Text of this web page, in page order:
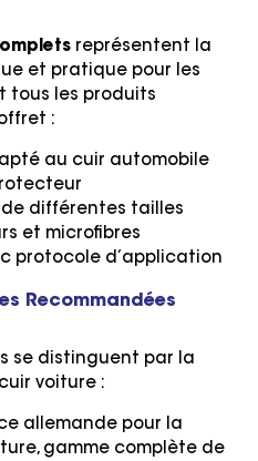
représentent la
et pratique pour les
tous les produits
:
au cuir automobile
de différentes tailles
et microfibres
protocole d’application
Recommandées
se distinguent par la
voiture :
allemande pour la
gamme complète de